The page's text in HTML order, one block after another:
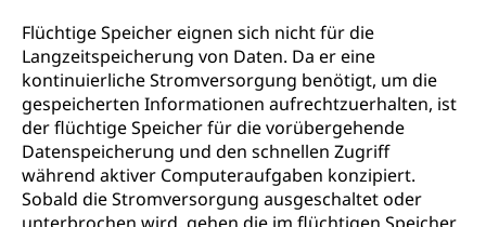
Flüchtige Speicher eignen sich nicht für die
Langzeitspeicherung von Daten. Da er eine
kontinuierliche Stromversorgung benötigt, um die
gespeicherten Informationen aufrechtzuerhalten, ist
der flüchtige Speicher für die vorübergehende
Datenspeicherung und den schnellen Zugriff
während aktiver Computeraufgaben konzipiert.
Sobald die Stromversorgung ausgeschaltet oder